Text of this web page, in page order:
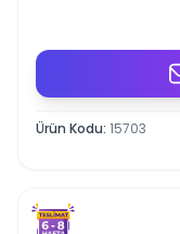
Ürün Kodu: 15703